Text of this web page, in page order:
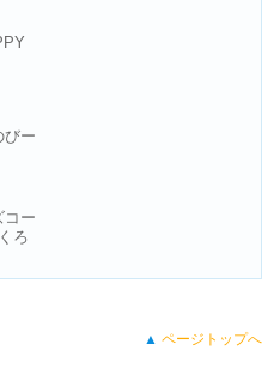
びー
コー
ろ
▲ ページトップへ